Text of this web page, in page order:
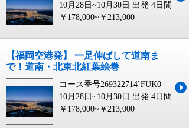
10月28日~10月30日 出発 4日間
￥178,000~￥213,000
【福岡空港発】 一足伸ばして道南ま
で！道南・北東北紅葉絵巻
コース番号269322714`FUK0
10月28日~10月30日 出発 4日間
￥178,000~￥213,000